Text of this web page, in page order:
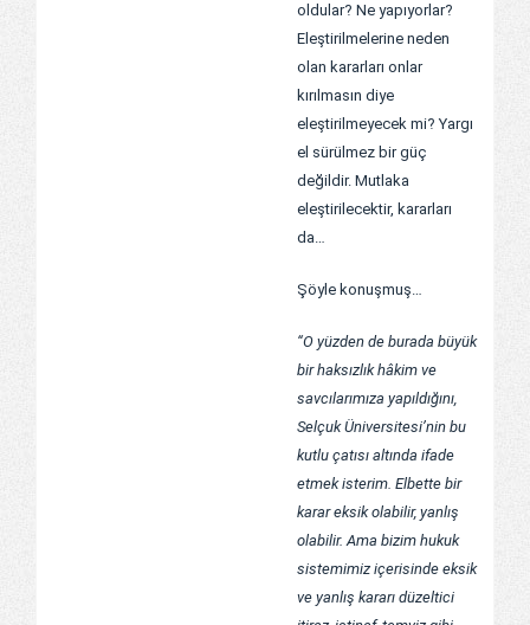
oldular? Ne yapıyorlar?
Eleştirilmelerine neden
olan kararları onlar
kırılmasın diye
eleştirilmeyecek mi? Yargı
el sürülmez bir güç
değildir. Mutlaka
eleştirilecektir, kararları
da…
Şöyle konuşmuş…
“O yüzden de burada büyük
bir haksızlık hâkim ve
savcılarımıza yapıldığını,
Selçuk Üniversitesi’nin bu
kutlu çatısı altında ifade
etmek isterim. Elbette bir
karar eksik olabilir, yanlış
olabilir. Ama bizim hukuk
sistemimiz içerisinde eksik
ve yanlış kararı düzeltici